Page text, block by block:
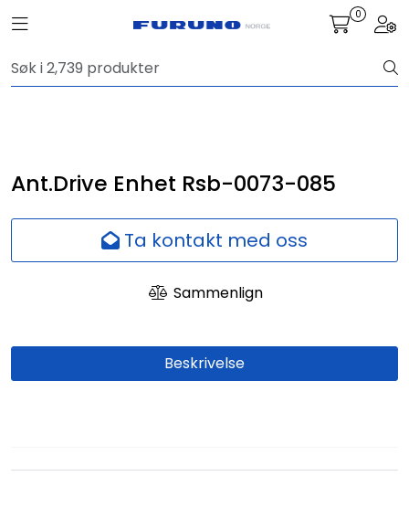
Toggle navigation 0
Ant.Drive Enhet Rsb-0073-085
Ta kontakt med oss
Sammenlign
Beskrivelse
Navigasjon
Fiskeleting
Survey
Skjermer
Ansatte